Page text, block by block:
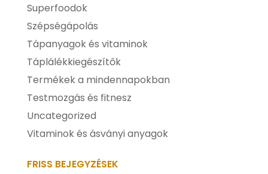
Superfoodok
Szépségápolás
Tápanyagok és vitaminok
Táplálékkiegészítők
Termékek a mindennapokban
Testmozgás és fitnesz
Uncategorized
Vitaminok és ásványi anyagok
FRISS BEJEGYZÉSEK